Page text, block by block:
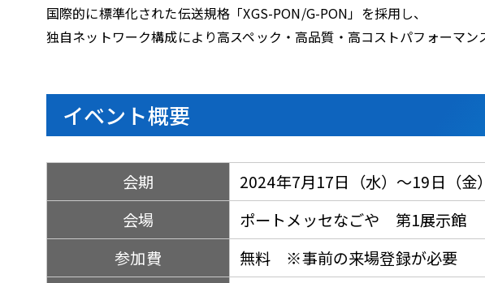
国際的に標準化された伝送規格「XGS-PON/G-PON」を採用し、
独自ネットワーク構成により高スペック・高品質・高コストパフォーマン
イベント概要
会期
2024年7月17日（水）～19日（金
会場
ポートメッセなごや 第1展示館
参加費
無料 ※事前の来場登録が必要